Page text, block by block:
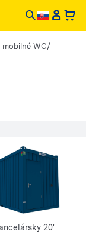
mobilné WC/
20'